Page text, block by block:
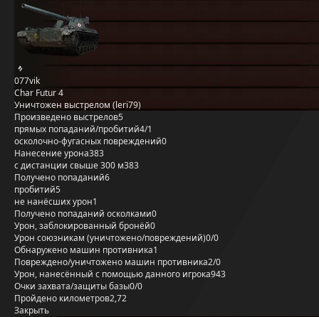
077vik
Char Futur 4
Уничтожен выстрелом (leri79)
Произведено выстрелов5
прямых попаданий/пробитий4/1
осколочно-фугасных повреждений0
Нанесение урона383
с дистанции свыше 300 м383
Получено попаданий6
пробитий5
не нанёсших урон1
Получено попаданий осколками0
Урон, заблокированный бронёй0
Урон союзникам (уничтожено/повреждений)0/0
Обнаружено машин противника1
Повреждено/уничтожено машин противника2/0
Урон, нанесённый с помощью данного игрока943
Очки захвата/защиты базы0/0
Пройдено километров2,72
Закрыть